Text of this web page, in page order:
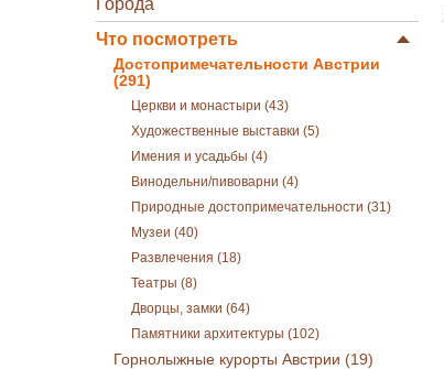
Города
Что посмотреть
Достопримечательности Австрии
(291)
Церкви и монастыри (43)
Художественные выставки (5)
Имения и усадьбы (4)
Винодельни/пивоварни (4)
Природные достопримечательности (31)
Музеи (40)
Развлечения (18)
Театры (8)
Дворцы, замки (64)
Памятники архитектуры (102)
Горнолыжные курорты Австрии (19)